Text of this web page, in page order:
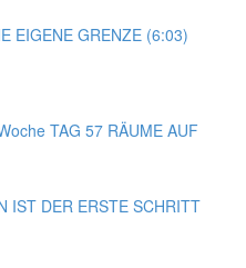
EIGENE GRENZE (6:03)
TAG 57 RÄUME AUF
IST DER ERSTE SCHRITT